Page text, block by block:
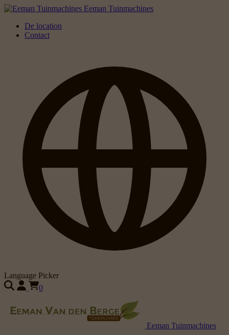
Eeman Tuinmachines
De location
Contact
Language Picker
0
Eeman Tuinmachines